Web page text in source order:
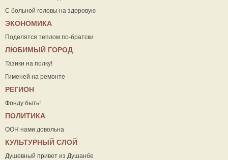
С больной головы на здоровую
ЭКОНОМИКА
Поделятся теплом по-братски
ЛЮБИМЫЙ ГОРОД
Тазики на полку!
Гименей на ремонте
РЕГИОН
Фонду быть!
ПОЛИТИКА
ООН нами довольна
КУЛЬТУРНЫЙ СЛОЙ
Душевный привет из Душанбе